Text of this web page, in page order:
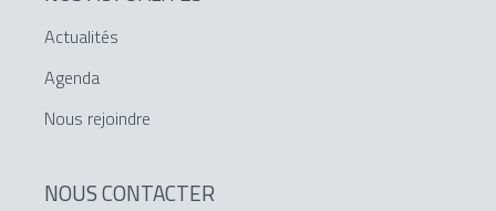
Actualités
Agenda
Nous rejoindre
NOUS CONTACTER